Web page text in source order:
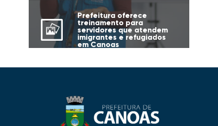
Prefeitura oferece
treinamento para
servidores que atendem
imigrantes e refugiados
em Canoas